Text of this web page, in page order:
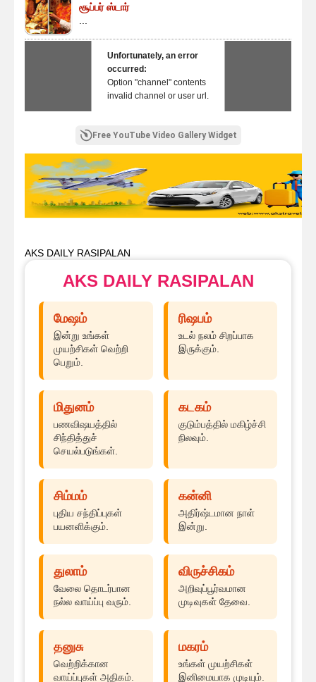
சூப்பர் ஸ்டார்
Unfortunately, an error
occurred:
Option "channel" contents
invalid channel or user url.
Free YouTube Video Gallery Widget
AKS DAILY RASIPALAN
AKS DAILY RASIPALAN
மேஷம்
இன்று உங்கள்
முயற்சிகள் வெற்றி
பெறும்.
ரிஷபம்
உடல் நலம் சிறப்பாக
இருக்கும்.
மிதுனம்
பணவிஷயத்தில்
சிந்தித்துச்
செயல்படுங்கள்.
கடகம்
குடும்பத்தில் மகிழ்ச்சி
நிலவும்.
சிம்மம்
புதிய சந்திப்புகள்
பயனளிக்கும்.
கன்னி
அதிர்ஷ்டமான நாள்
இன்று.
துலாம்
வேலை தொடர்பான
நல்ல வாய்ப்பு வரும்.
விருச்சிகம்
அறிவுப்பூர்வமான
முடிவுகள் தேவை.
தனுசு
வெற்றிக்கான
வாய்ப்புகள் அதிகம்.
மகரம்
உங்கள் முயற்சிகள்
இனிமையாக முடியும்.